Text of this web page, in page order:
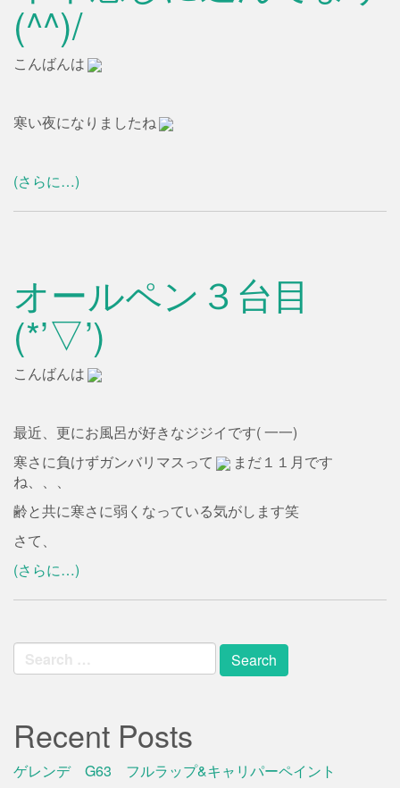
(^^)/
こんばんは
寒い夜になりましたね
(さらに…)
オールペン３台目
(*’▽’)
こんばんは
最近、更にお風呂が好きなジジイです( 一一)
寒さに負けずガンバリマスって
まだ１１月です
ね、、、
齢と共に寒さに弱くなっている気がします笑
さて、
(さらに…)
Search
for:
Recent Posts
ゲレンデ G63 フルラップ&キャリパーペイント